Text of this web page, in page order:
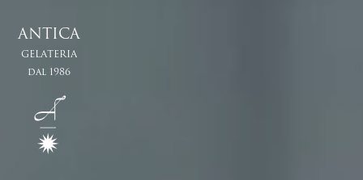
ANTICA
GELATERIA
dal 1986